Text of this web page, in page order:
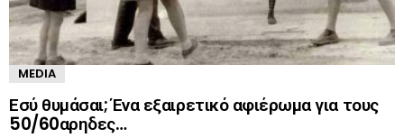
MEDIA
Εσύ θυμάσαι; Ένα εξαιρετικό αφιέρωμα για τους
50/60αρηδες…